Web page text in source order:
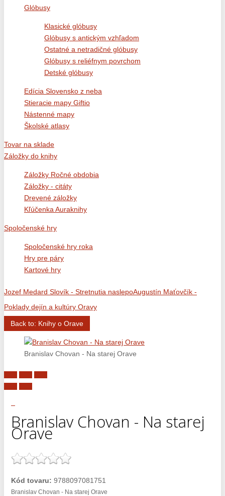
Glóbusy
Klasické glóbusy
Glóbusy s antickým vzhľadom
Ostatné a netradičné glóbusy
Glóbusy s reliéfnym povrchom
Detské glóbusy
Edícia Slovensko z neba
Stieracie mapy Giftio
Nástenné mapy
Školské atlasy
Tovar na sklade
Záložky do knihy
Záložky Ročné obdobia
Záložky - citáty
Drevené záložky
Kľúčenka Auraknihy
Spoločenské hry
Spoločenské hry roka
Hry pre páry
Kartové hry
Jozef Medard Slovík - Stretnutia naslepoAugustín Maťovčík -
Poklady dejín a kultúry Oravy
Back to: Knihy o Orave
Branislav Chovan - Na starej Orave
Branislav Chovan - Na starej
Orave
Kód tovaru: 9788097081751
Branislav Chovan - Na starej Orave